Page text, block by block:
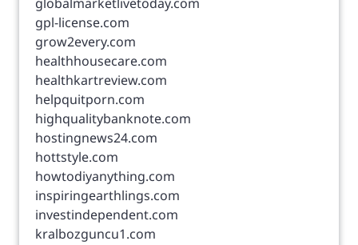
gpl-license.com
grow2every.com
healthhousecare.com
healthkartreview.com
helpquitporn.com
highqualitybanknote.com
hostingnews24.com
hottstyle.com
howtodiyanything.com
inspiringearthlings.com
investindependent.com
kralbozguncu1.com